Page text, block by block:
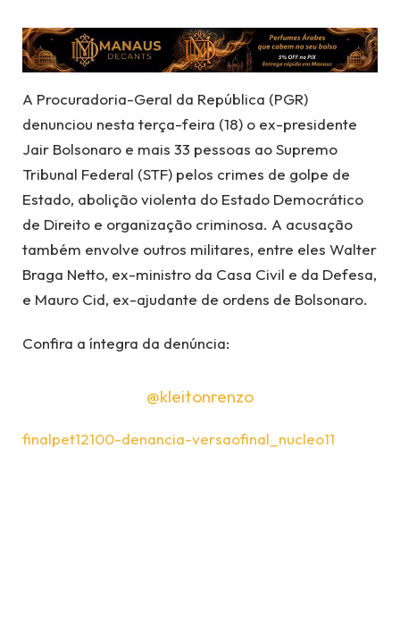
A Procuradoria-Geral da República (PGR)
denunciou nesta terça-feira (18) o ex-presidente
Jair Bolsonaro e mais 33 pessoas ao Supremo
Tribunal Federal (STF) pelos crimes de golpe de
Estado, abolição violenta do Estado Democrático
de Direito e organização criminosa. A acusação
também envolve outros militares, entre eles Walter
Braga Netto, ex-ministro da Casa Civil e da Defesa,
e Mauro Cid, ex-ajudante de ordens de Bolsonaro.
Confira a íntegra da denúncia:
@kleitonrenzo
finalpet12100-denancia-versaofinal_nucleo11